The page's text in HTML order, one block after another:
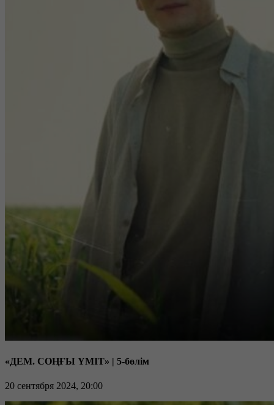
«ДЕМ. СОҢҒЫ ҮМІТ» | 5-бөлім
20 сентября 2024, 20:00